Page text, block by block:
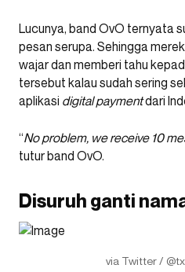
Lucunya, band OvO ternyata
pesan serupa. Sehingga
wajar dan memberi tahu
tersebut kalau sudah sering
aplikasi digital paymentdari
“No problem, we receive 10
tutur band OvO.
Disuruh ganti
via Twitter /